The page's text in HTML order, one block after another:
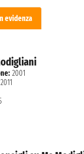
evidenza
2001
2011